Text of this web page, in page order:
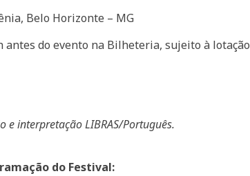
Belo Horizonte – MG
do evento na Bilheteria, sujeito à lotação
e interpretação LIBRAS/Português.
do Festival: